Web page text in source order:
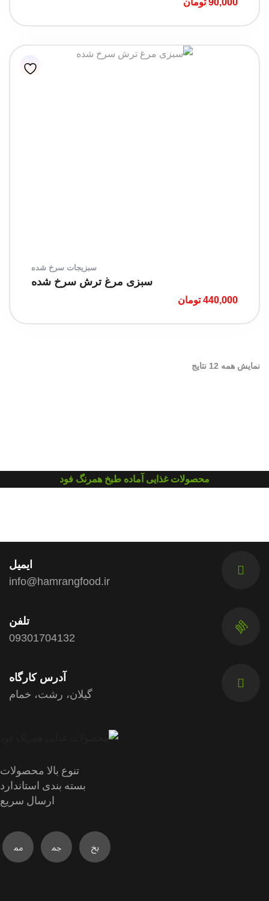
سبزیجات سرخ شده
سبزی مرغ ترش سرخ شده
440,000 تومان
نمایش همه 12 نتایج
محصولات غذایی آماده طبخ همرنگ فود
ایمیل
info@hamrangfood.ir
تلفن
09301704132
آدرس کارگاه
گیلان، رشت، خمام
تنوع بالا محصولات
بسته بندی استاندارد
ارسال سریع